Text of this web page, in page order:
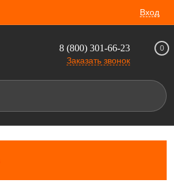
Вход
8 (800) 301-66-23
Заказать звонок
0